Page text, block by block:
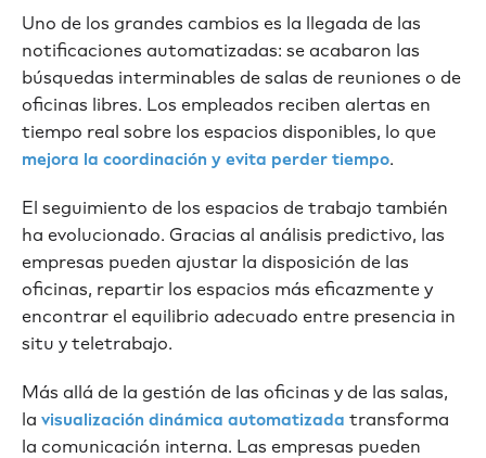
Uno de los grandes cambios es la llegada de las
notificaciones automatizadas: se acabaron las
búsquedas interminables de salas de reuniones o de
oficinas libres. Los empleados reciben alertas en
tiempo real sobre los espacios disponibles, lo que
mejora la coordinación y evita perder tiempo.
El seguimiento de los espacios de trabajo también
ha evolucionado. Gracias al análisis predictivo, las
empresas pueden ajustar la disposición de las
oficinas, repartir los espacios más eficazmente y
encontrar el equilibrio adecuado entre presencia in
situ y teletrabajo.
Más allá de la gestión de las oficinas y de las salas,
la visualización dinámica automatizada transforma
la comunicación interna. Las empresas pueden